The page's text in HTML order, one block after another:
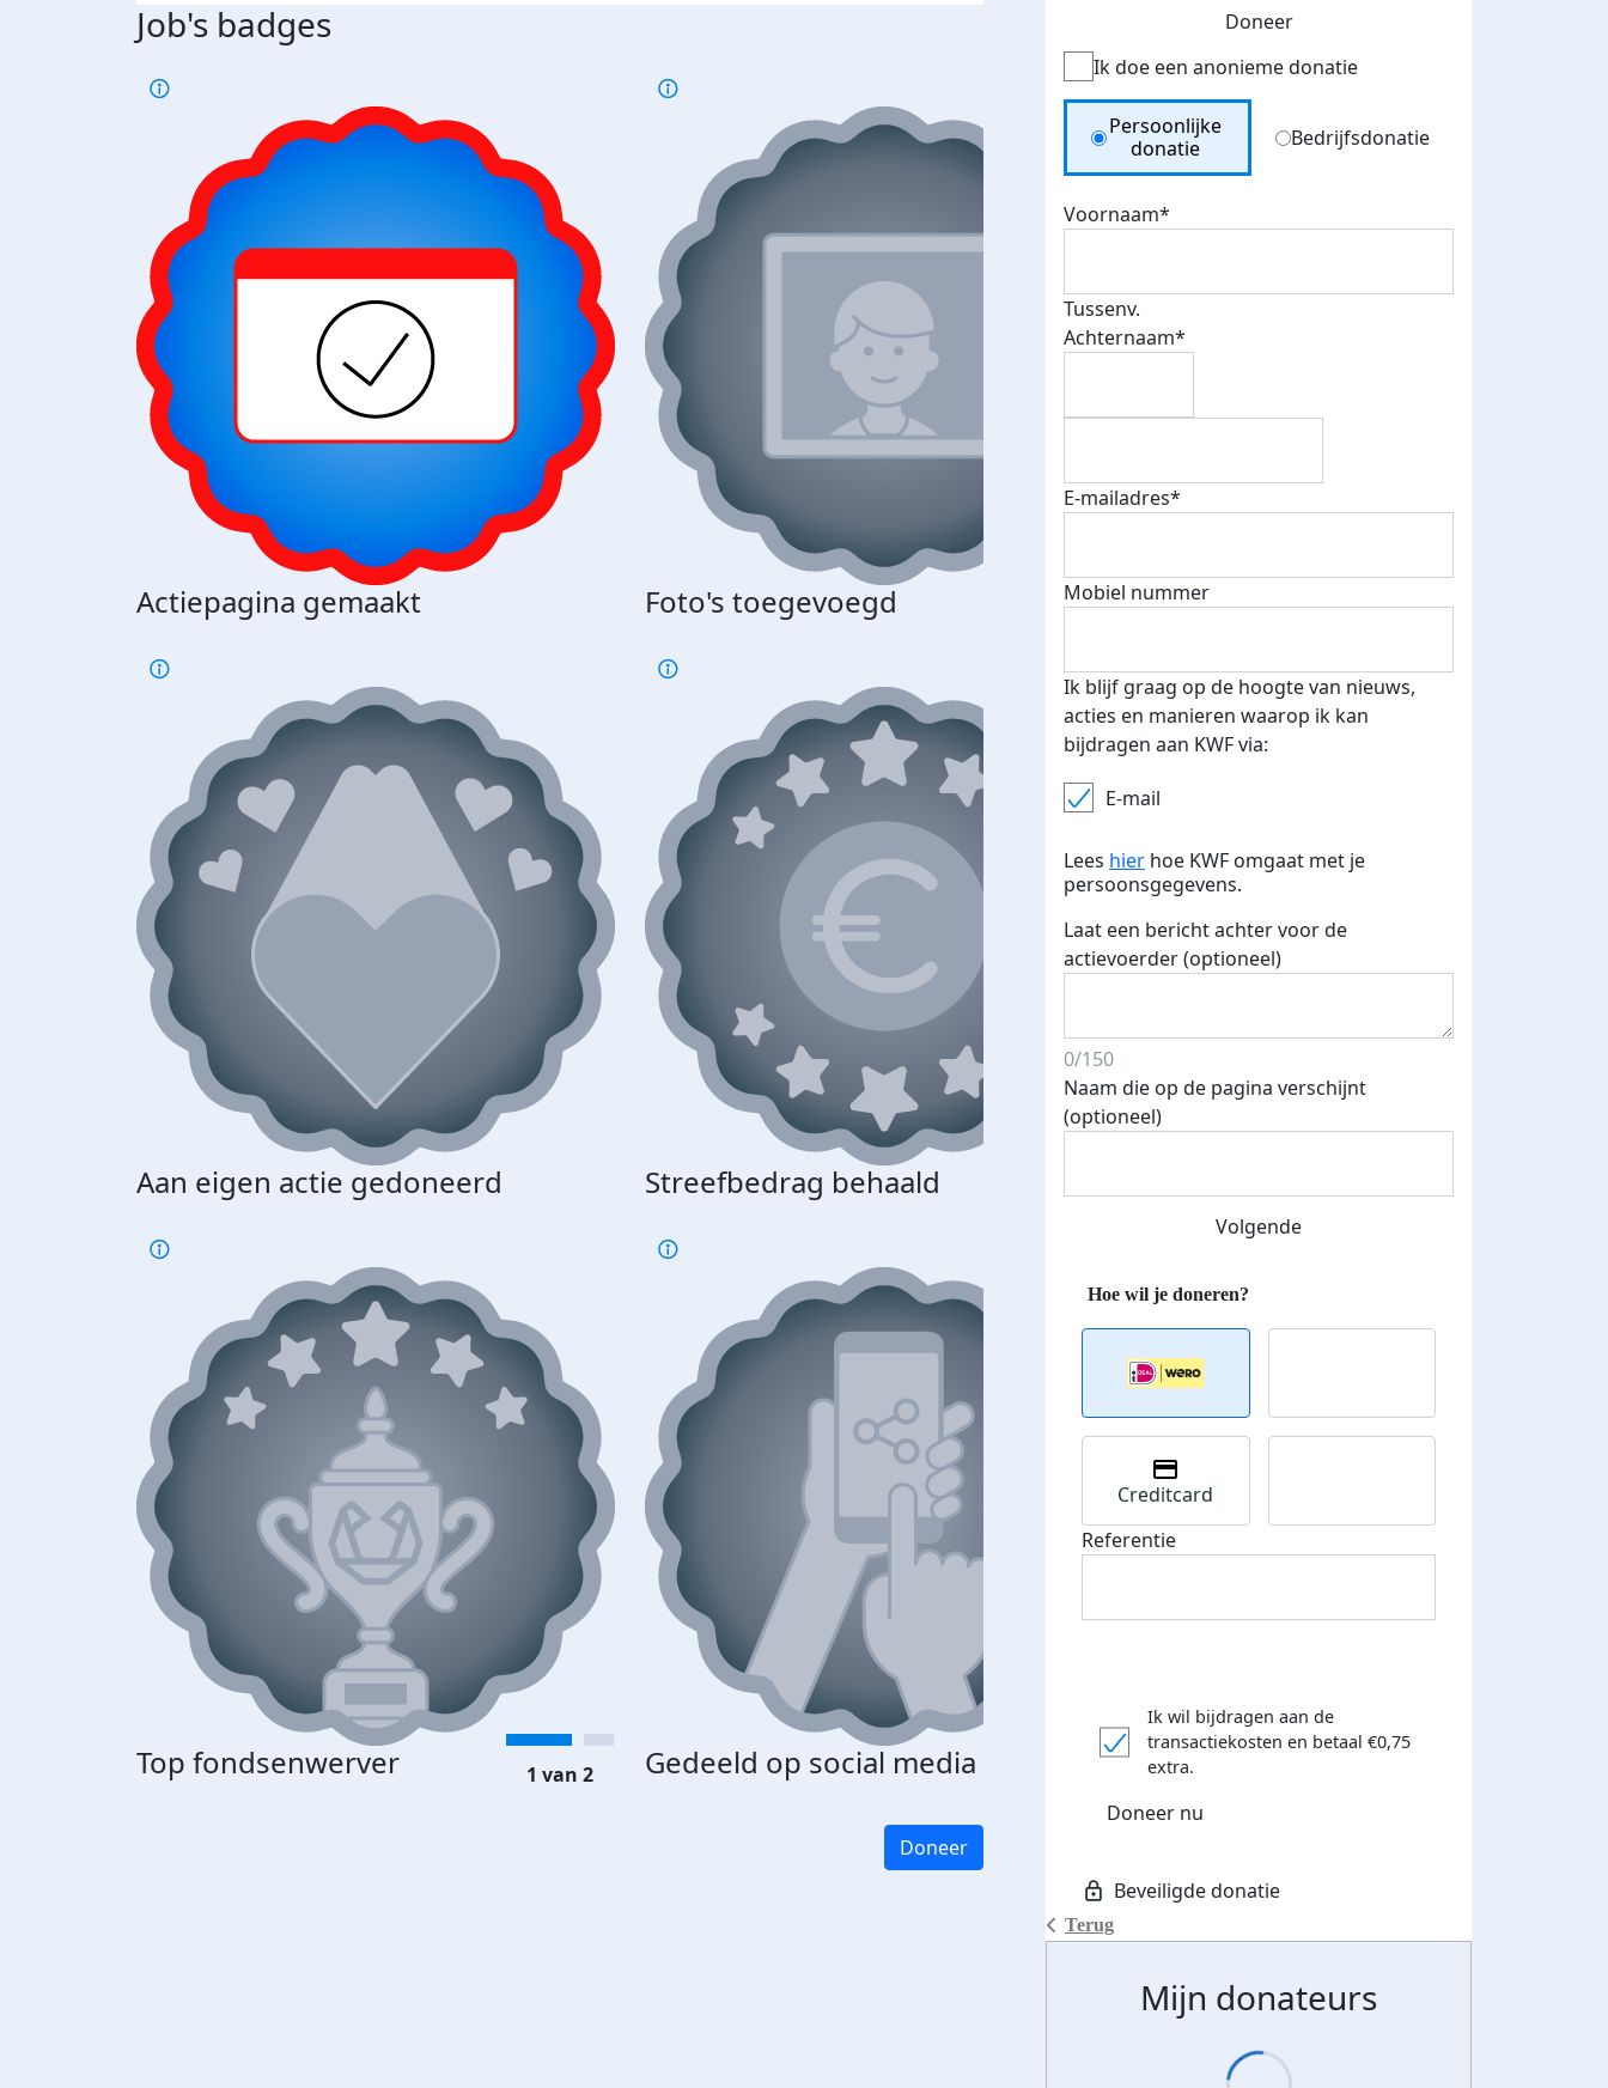
Job's badges
Actiepagina gemaakt Foto's toegevoegd E-mails verstuurd
Aan eigen actie gedoneerd Streefbedrag behaald
Top fondsenwerver Gedeeld op social media Donateurs bedankt
€500 euro opgehaald: t-shirt
1 van 2
Doneer
Doneer
Ik doe een anonieme donatie
Donation Type
Persoonlijke
donatie
Bedrijfsdonatie
Voornaam*
Tussenv.
Achternaam*
E-mailadres*
Mobiel nummer
Ik blijf graag op de hoogte van nieuws,
acties en manieren waarop ik kan
bijdragen aan KWF via:
E-mail
Lees hier hoe KWF omgaat met je
persoonsgegevens.
Laat een bericht achter voor de
actievoerder (optioneel)
0/150
Naam die op de pagina verschijnt
(optioneel)
Volgende
Terug
Creditcard
Referentie
Ik wil bijdragen aan de
transactiekosten en betaal €0,75
extra.
Doneer nu
Mijn donateurs